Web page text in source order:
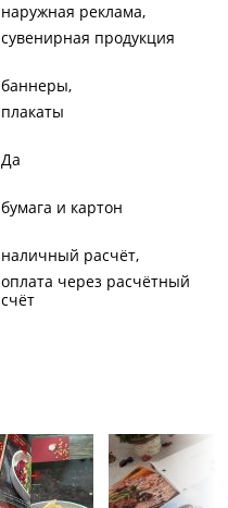
наружная реклама
сувенирная продукция
баннеры
плакаты
Да
бумага и картон
наличный расчёт
оплата через расчётный
счёт